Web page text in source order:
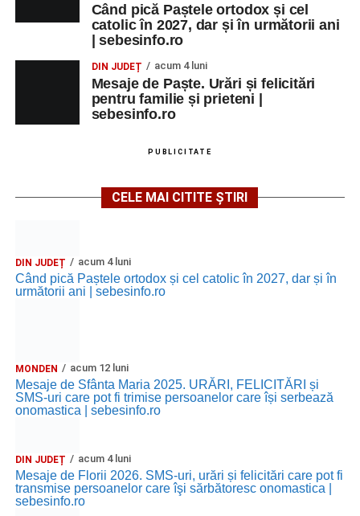
Facebook Messenger WhatsApp Twitter/X Email
Când pică Paștele ortodox și cel
catolic în 2027, dar și în următorii ani
| sebesinfo.ro
DIN JUDEȚ acum 4 luni
Mesaje de Paște. Urări și felicitări
pentru familie și prieteni |
sebesinfo.ro
PUBLICITATE
CELE MAI CITITE ȘTIRI
DIN JUDEȚ acum 4 luni
Când pică Paștele ortodox și cel catolic în 2027, dar și în
următorii ani | sebesinfo.ro
MONDEN acum 12 luni
Mesaje de Sfânta Maria 2025. URĂRI, FELICITĂRI și
SMS-uri care pot fi trimise persoanelor care își serbează
onomastica | sebesinfo.ro
DIN JUDEȚ acum 4 luni
Mesaje de Florii 2026. SMS-uri, urări și felicitări care pot fi
transmise persoanelor care îşi sărbătoresc onomastica |
sebesinfo.ro